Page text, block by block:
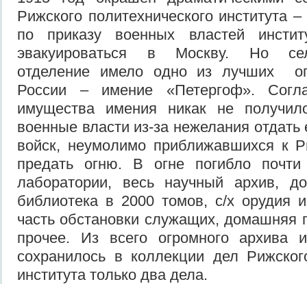
Рижского политехнического института
по приказу военных властей
эвакуироваться в Москву. Но
отделение имело одно из лучших
России – имение «Петергоф».
имущества имения никак не
военные власти из-за нежелания отдать
войск, неумолимо приближавшихся к
предать огню. В огне погибло почти
лаборатории, весь научный архив,
библиотека в 2000 томов, с/х орудия
часть обстановки служащих, домашняя
прочее.
Из всего огромного архива
сохранилось в коллекции дел
института только два дела.